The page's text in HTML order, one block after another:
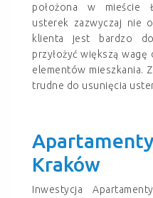
położona w mieście
usterek zazwyczaj nie
klienta jest bardzo
przyłożyć większą
elementów mieszkania.
trudne do usunięcia
Kraków
Inwestycja